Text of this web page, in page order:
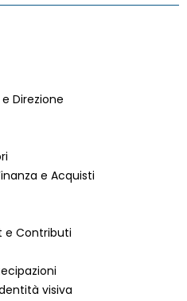
Direzione
e Acquisti
e Contributi
visiva